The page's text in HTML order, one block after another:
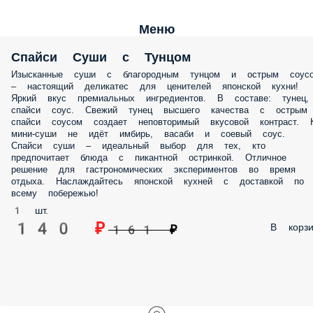
Меню
Спайси Суши с Тунцом
Изысканные суши с благородным тунцом и острым
– настоящий деликатес для ценителей японской кухни!
Яркий вкус премиальных ингредиентов. В составе: тунец,
спайси соус. Свежий тунец высшего качества с острым
спайси соусом создает неповторимый вкусовой контраст.
мини-суши не идёт имбирь, васаби и соевый соус.
Спайси суши – идеальный выбор для тех, кто
предпочитает блюда с пикантной остринкой. Отличное
решение для гастрономических экспериментов во время
отдыха. Наслаждайтесь японской кухней с доставкой по
всему побережью!
1 шт.
140 ₽ 161 ₽ В